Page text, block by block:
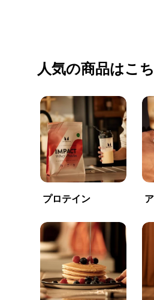
人気の商品はこ
プロテイン